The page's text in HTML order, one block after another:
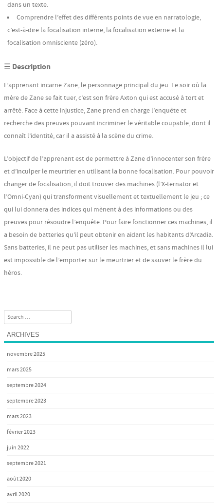
dans un texte.
Comprendre l’effet des différents points de vue en narratologie,
c’est-à-dire la focalisation interne, la focalisation externe et la
focalisation omnisciente (zéro).
☰ Description
L’apprenant incarne Zane, le personnage principal du jeu. Le soir où la
mère de Zane se fait tuer, c’est son frère Axton qui est accusé à tort et
arrêté. Face à cette injustice, Zane prend en charge l’enquête et
recherche des preuves pouvant incriminer le véritable coupable, dont il
connaît l’identité, car il a assisté à la scène du crime.
L’objectif de l’apprenant est de permettre à Zane d’innocenter son frère
et d’inculper le meurtrier en utilisant la bonne focalisation. Pour pouvoir
changer de focalisation, il doit trouver des machines (l’X-ternator et
l’Omni-Cyan) qui transforment visuellement et textuellement le jeu ; ce
qui lui donnera des indices qui mènent à des informations ou des
preuves pour résoudre l’enquête. Pour faire fonctionner ces machines, il
a besoin de batteries qu’il peut obtenir en aidant les habitants d’Arcadia.
Sans batteries, il ne peut pas utiliser les machines, et sans machines il lui
est impossible de l’emporter sur le meurtrier et de sauver le frère du
héros.
Search
ARCHIVES
novembre 2025
mars 2025
septembre 2024
septembre 2023
mars 2023
février 2023
juin 2022
septembre 2021
août 2020
avril 2020